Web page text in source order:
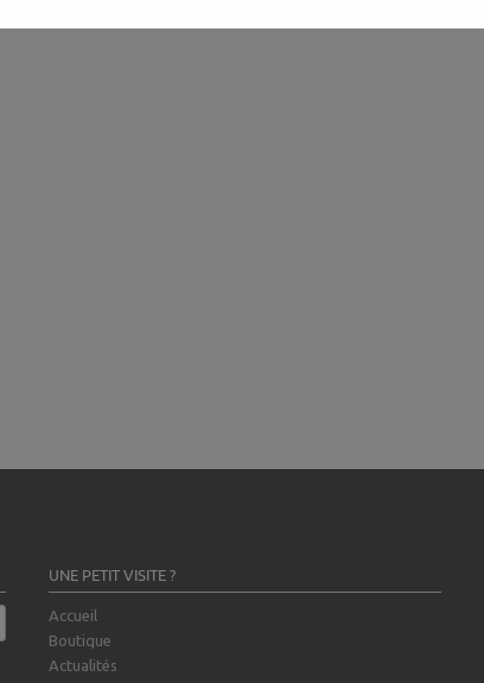
UNE PETIT VISITE ?
Accueil
Boutique
Actualités